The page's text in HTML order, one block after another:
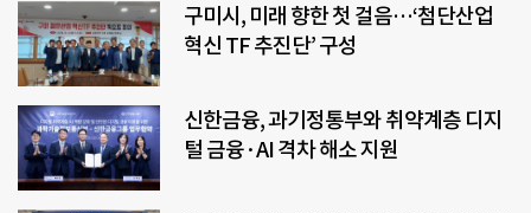
구미시, 미래 향한 첫 걸음…‘첨단산업
혁신 TF 추진단’ 구성
신한금융, 과기정통부와 취약계층 디지
털 금융·AI 격차 해소 지원